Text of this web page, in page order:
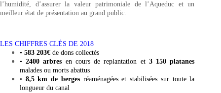
l’humidité, d’assurer la valeur patrimoniale de l’Aqueduc et un
meilleur état de présentation au grand public.
LES CHIFFRES CLÉS DE 2018
• 583 203€ de dons collectés
•2400 arbres en cours de replantation et 3 150 platanes
malades ou morts abattus
• 8,5 km de berges réaménagées et stabilisées sur toute la
longueur du canal